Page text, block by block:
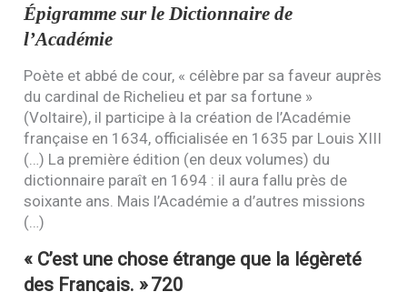
Épigramme sur le Dictionnaire de
l’Académie
Poète et abbé de cour, « célèbre par sa faveur auprès
du cardinal de Richelieu et par sa fortune »
(Voltaire), il participe à la création de l’Académie
française en 1634, officialisée en 1635 par LouisXIII
(…) La première édition (en deux volumes) du
dictionnaire paraît en 1694 : il aura fallu près de
soixante ans. Mais l’Académie a d’autres missions
(…)
« C’est une chose étrange que la légèreté
des Français. »720